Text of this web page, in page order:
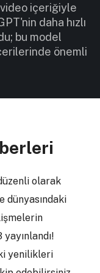
video içeriğiyle
daha hızlı
bu model
önemli
olarak
dünyasındaki
yayınlandı!
yenilikleri